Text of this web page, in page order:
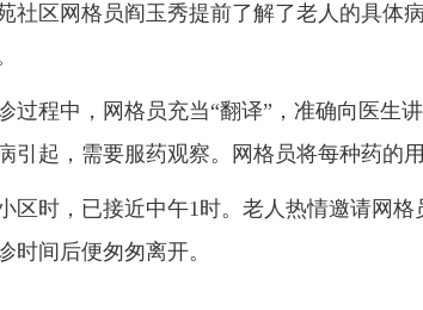
区网格员阎玉秀提前了解了老人的具体
程中，网格员充当“翻译”，准确向医生
引起，需要服药观察。网格员将每种药的
时，已接近中午1时。老人热情邀请网格
时间后便匆匆离开。